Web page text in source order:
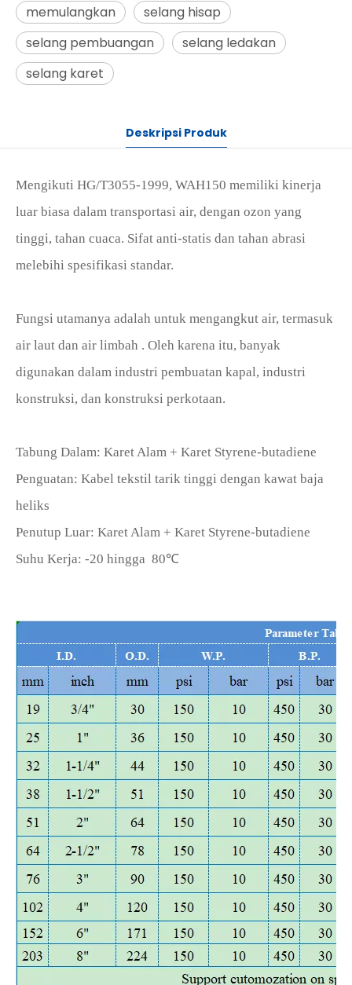
memulangkan
selang hisap
selang pembuangan
selang ledakan
selang karet
Deskripsi Produk
Mengikuti HG/T3055-1999, WAH150 memiliki kinerja
luar biasa dalam transportasi air, dengan ozon yang
tinggi, tahan cuaca. Sifat anti-statis dan tahan abrasi
melebihi spesifikasi standar.
Fungsi utamanya adalah untuk mengangkut air, termasuk
air laut dan air limbah . Oleh karena itu, banyak
digunakan dalam industri pembuatan kapal, industri
konstruksi, dan konstruksi perkotaan.
Tabung Dalam: Karet Alam + Karet Styrene-butadiene
Penguatan: Kabel tekstil tarik tinggi dengan kawat baja
heliks
Penutup Luar: Karet Alam + Karet Styrene-butadiene
Suhu Kerja: -20 hingga 80℃